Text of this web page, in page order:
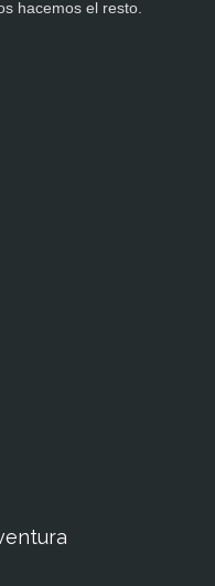
hacemos el resto.